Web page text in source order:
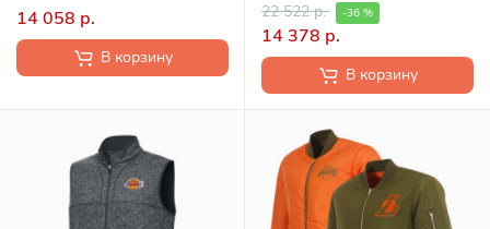
14 058 р.
В корзину
22 522 р. -36 %
14 378 р.
В корзину